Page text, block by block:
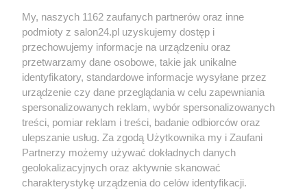
Sport
Społeczeństwo
Kultura
X Facebook Instagram Youtube
My, naszych 1162 zaufanych partnerów oraz inne
podmioty z salon24.pl uzyskujemy dostęp i
przechowujemy informacje na urządzeniu oraz
przetwarzamy dane osobowe, takie jak unikalne
identyfikatory, standardowe informacje wysyłane przez
urządzenie czy dane przeglądania w celu zapewniania
spersonalizowanych reklam, wybór spersonalizowanych
treści, pomiar reklam i treści, badanie odbiorców oraz
ulepszanie usług. Za zgodą Użytkownika my i Zaufani
Partnerzy możemy używać dokładnych danych
geolokalizacyjnych oraz aktywnie skanować
charakterystykę urządzenia do celów identyfikacji.